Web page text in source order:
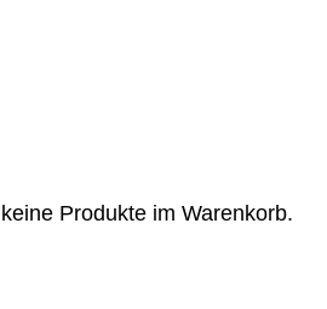
Produkte im Warenkorb.